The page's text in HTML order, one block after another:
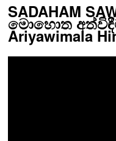
SADAHAM
මොහොත
Ariyawimala